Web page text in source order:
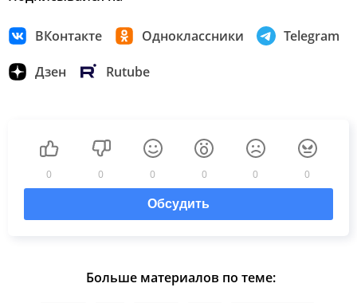
ВКонтакте Одноклассники Telegram
Дзен Rutube
0 0 0 0 0 0
Обсудить
Больше материалов по теме: